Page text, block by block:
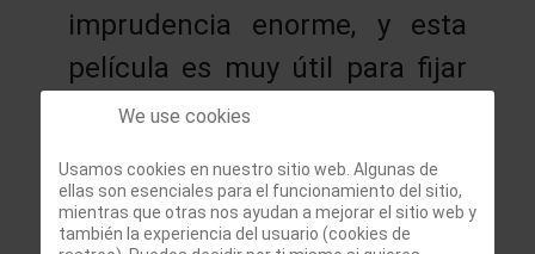
imprudencia enorme, y esta
película es muy útil para fijar
en la mente que nunca se
debe relajar el control del
riesgo cuando se está
utilizando apalancamiento.
We use cookies
Usamos cookies en nuestro sitio web. Algunas de
ellas son esenciales para el funcionamiento del sitio,
mientras que otras nos ayudan a mejorar el sitio web y
también la experiencia del usuario (cookies de